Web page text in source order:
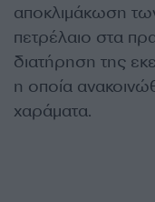
αποκλιμάκωση
πετρέλαιο στα
διατήρηση της
η οποία
χαράματα.